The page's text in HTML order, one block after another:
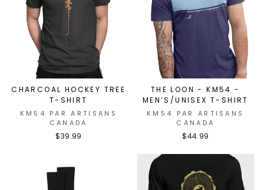
CHARCOAL HOCKEY TREE
T-SHIRT
KM54 PAR ARTISANS
CANADA
$39.99
THE LOON - KM54 -
MEN’S/UNISEX T-SHIRT
KM54 PAR ARTISANS
CANADA
$44.99